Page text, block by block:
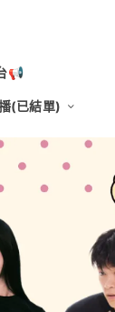
📢
(已結單)